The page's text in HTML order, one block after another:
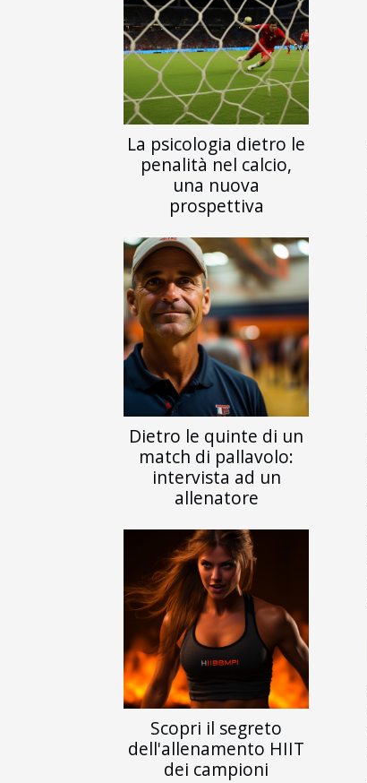
La psicologia dietro le
penalità nel calcio,
una nuova
prospettiva
Dietro le quinte di un
match di pallavolo:
intervista ad un
allenatore
Scopri il segreto
dell'allenamento HIIT
dei campioni